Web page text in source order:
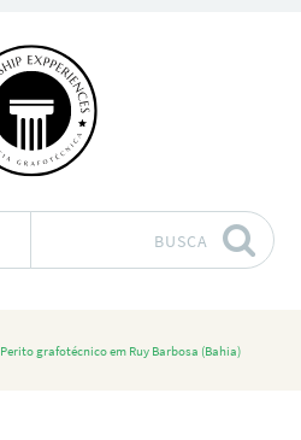
BUSCA
Perito grafotécnico em Ruy Barbosa (Bahia)